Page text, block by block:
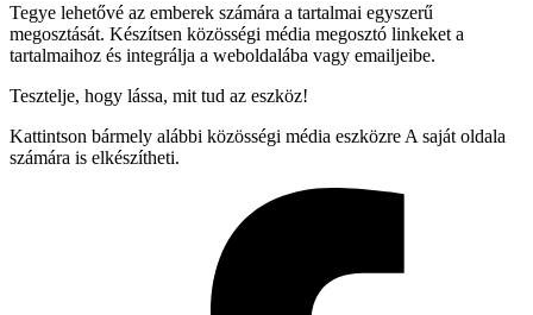
Tegye lehetővé az emberek számára a tartalmai egyszerű
megosztását. Készítsen közösségi média megosztó linkeket a
tartalmaihoz és integrálja a weboldalába vagy emailjeibe.
Tesztelje, hogy lássa, mit tud az eszköz!
Kattintson bármely alábbi közösségi média eszközre A saját oldala
számára is elkészítheti.